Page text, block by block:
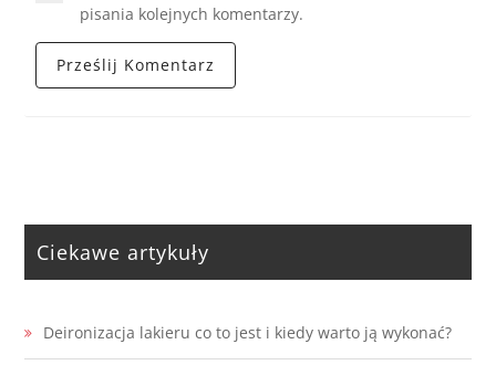
pisania kolejnych komentarzy.
Ciekawe artykuły
Deironizacja lakieru co to jest i kiedy warto ją wykonać?